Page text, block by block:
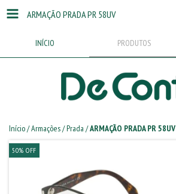
ARMAÇÃO PRADA PR 58UV
INÍCIO PRODUTOS
Início/Armações/Prada /ARMAÇÃO PRADA PR 58UV
50% OFF